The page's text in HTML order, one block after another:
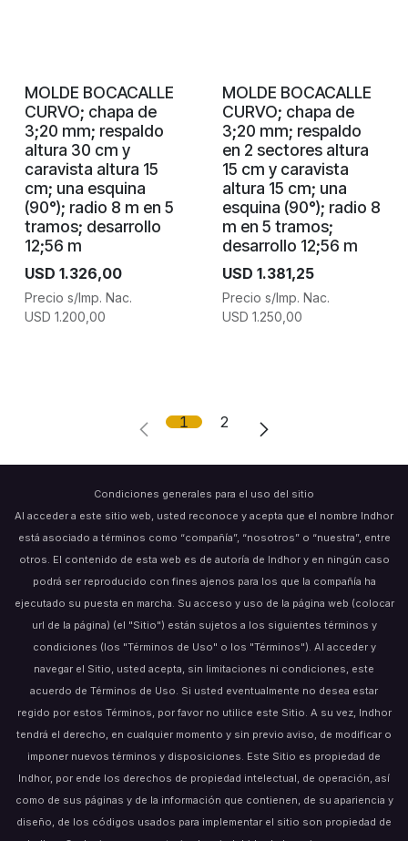
MOLDE BOCACALLE
CURVO; chapa de
3;20 mm; respaldo
altura 30 cm y
caravista altura 15
cm; una esquina
(90°); radio 8 m en 5
tramos; desarrollo
12;56 m
USD 1.326,00
Precio s/Imp. Nac.
USD 1.200,00
MOLDE BOCACALLE
CURVO; chapa de
3;20 mm; respaldo
en 2 sectores altura
15 cm y caravista
altura 15 cm; una
esquina (90°); radio 8
m en 5 tramos;
desarrollo 12;56 m
USD 1.381,25
Precio s/Imp. Nac.
USD 1.250,00
1 2
Condiciones generales para el uso del sitio
Al acceder a este sitio web, usted reconoce y acepta que el nombre Indhor
está asociado a términos como “compañía”, “nosotros” o “nuestra”, entre
otros. El contenido de esta web es de autoría de Indhor y en ningún caso
podrá ser reproducido con fines ajenos para los que la compañía ha
ejecutado su puesta en marcha. Su acceso y uso de la página web (colocar
url de la página) (el "Sitio") están sujetos a los siguientes términos y
condiciones (los "Términos de Uso" o los "Términos"). Al acceder y
navegar el Sitio, usted acepta, sin limitaciones ni condiciones, este
acuerdo de Términos de Uso. Si usted eventualmente no desea estar
regido por estos Términos, por favor no utilice este Sitio. A su vez, Indhor
tendrá el derecho, en cualquier momento y sin previo aviso, de modificar o
imponer nuevos términos y disposiciones. Este Sitio es propiedad de
Indhor, por ende los derechos de propiedad intelectual, de operación, así
como de sus páginas y de la información que contienen, de su apariencia y
diseño, de los códigos usados para implementar el sitio son propiedad de